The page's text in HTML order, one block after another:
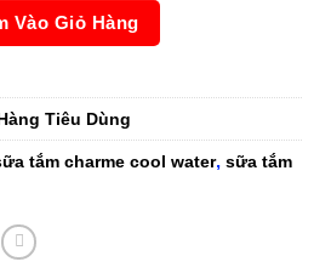
Water 1000ml số lượng
Vào Giỏ Hàng
Tiêu Dùng
tắm charme cool water, sữa tắm